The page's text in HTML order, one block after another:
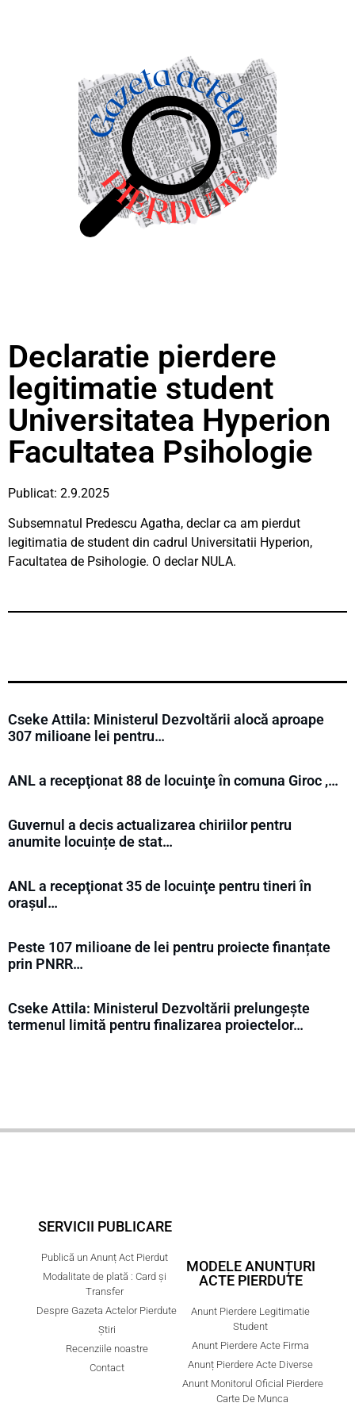
Declaratie pierdere
legitimatie student
Universitatea Hyperion
Facultatea Psihologie
Publicat: 2.9.2025
Subsemnatul Predescu Agatha, declar ca am pierdut
legitimatia de student din cadrul Universitatii Hyperion,
Facultatea de Psihologie. O declar NULA.
Cseke Attila: Ministerul Dezvoltării alocă aproape
307 milioane lei pentru…
ANL a recepţionat 88 de locuinţe în comuna Giroc ,…
Guvernul a decis actualizarea chiriilor pentru
anumite locuințe de stat…
ANL a recepţionat 35 de locuinţe pentru tineri în
orașul…
Peste 107 milioane de lei pentru proiecte finanțate
prin PNRR…
Cseke Attila: Ministerul Dezvoltării prelungește
termenul limită pentru finalizarea proiectelor…
SERVICII PUBLICARE
Publică un Anunț Act Pierdut
Modalitate de plată : Card și
Transfer
Despre Gazeta Actelor Pierdute
Știri
Recenziile noastre
Contact
MODELE ANUNȚURI
ACTE PIERDUTE
Anunt Pierdere Legitimatie
Student
Anunt Pierdere Acte Firma
Anunț Pierdere Acte Diverse
Anunt Monitorul Oficial Pierdere
Carte De Munca